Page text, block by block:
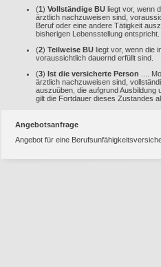
(1) Vollständige BU liegt vor, wenn
ärztlich nachzuweisen sind,
Beruf oder eine andere Tätigkeit
bisherigen Lebensstellung entspricht.
(2) Teilweise BU liegt vor, wenn die
voraussichtlich dauernd erfüllt sind.
(3) Ist die versicherte Person ....
ärztlich nachzuweisen sind,
auszuüben, die aufgrund Ausbildung
gilt die Fortdauer dieses Zustandes
Angebotsanfrage
Angebot für eine